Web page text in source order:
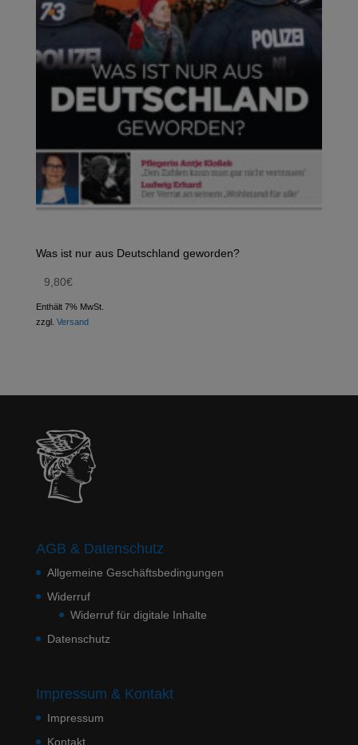
Was ist nur aus Deutschland geworden?
9,80€
Enthält 7% MwSt.
zzgl. Versand
AGB & Datenschutz
Allgemeine Geschäftsbedingungen
Widerruf
Widerruf für digitale Inhalte
Datenschutz
Impressum & Kontakt
Impressum
Kontakt